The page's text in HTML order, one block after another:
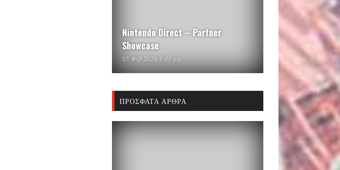
Nintendo Direct – Partner
Showcase
05 Φεβ 2026 4:00 μμ
ΠΡΌΣΦΑΤΑ ΆΡΘΡΑ